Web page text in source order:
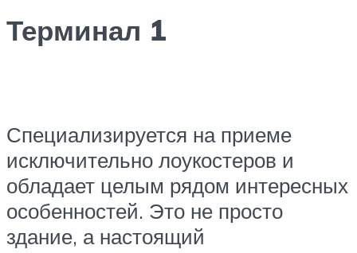
Терминал 1
Специализируется на приеме
исключительно лоукостеров и
обладает целым рядом интересных
особенностей. Это не просто
здание, а настоящий